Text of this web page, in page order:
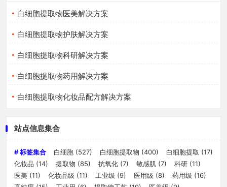
白细胞提取物医美解决方案
白细胞提取物护肤解决方案
白细胞提取物科研解决方案
白细胞提取物药用解决方案
白细胞提取物化妆品配方解决方案
站点信息集合
# 标签集合 白细胞 (527) 白细胞提取物 (400) 白细胞提取 (17)
化妆品 (14) 提取物 (85) 抗氧化 (7) 敏感肌 (7) 科研 (11)
医美 (11) 化妆品级 (11) 工业级 (9) 医用级 (8) 药用级 (16)